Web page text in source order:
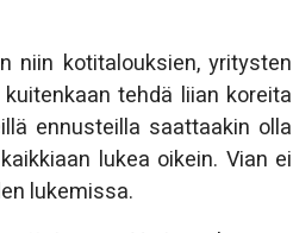
niin kotitalouksien, yritysten
tehdä liian koreita
ennusteilla saattaakin olla
lukea oikein. Vian ei
lukemissa.